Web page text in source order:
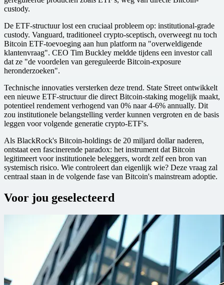
custody.
De ETF-structuur lost een cruciaal probleem op: institutional-grade
custody. Vanguard, traditioneel crypto-sceptisch, overweegt nu toch
Bitcoin ETF-toevoeging aan hun platform na "overweldigende
klantenvraag". CEO Tim Buckley meldde tijdens een investor call
dat ze "de voordelen van gereguleerde Bitcoin-exposure
heronderzoeken".
Technische innovaties versterken deze trend. State Street ontwikkelt
een nieuwe ETF-structuur die direct Bitcoin-staking mogelijk maakt,
potentieel rendement verhogend van 0% naar 4-6% annually. Dit
zou institutionele belangstelling verder kunnen vergroten en de basis
leggen voor volgende generatie crypto-ETF's.
Als BlackRock's Bitcoin-holdings de 20 miljard dollar naderen,
ontstaat een fascinerende paradox: het instrument dat Bitcoin
legitimeert voor institutionele beleggers, wordt zelf een bron van
systemisch risico. Wie controleert dan eigenlijk wie? Deze vraag zal
centraal staan in de volgende fase van Bitcoin's mainstream adoptie.
Voor jou geselecteerd